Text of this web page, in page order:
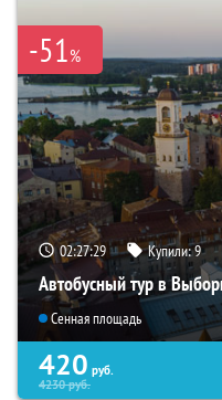
-51%
02:27:28 Купили:9
Автобусный тур в
Сенная площадь
420 руб.
4230руб.